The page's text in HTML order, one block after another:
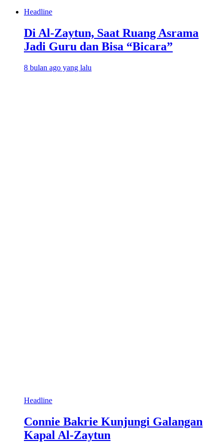
Headline
Di Al-Zaytun, Saat Ruang Asrama
Jadi Guru dan Bisa “Bicara”
8 bulan ago yang lalu
Headline
Connie Bakrie Kunjungi Galangan
Kapal Al-Zaytun